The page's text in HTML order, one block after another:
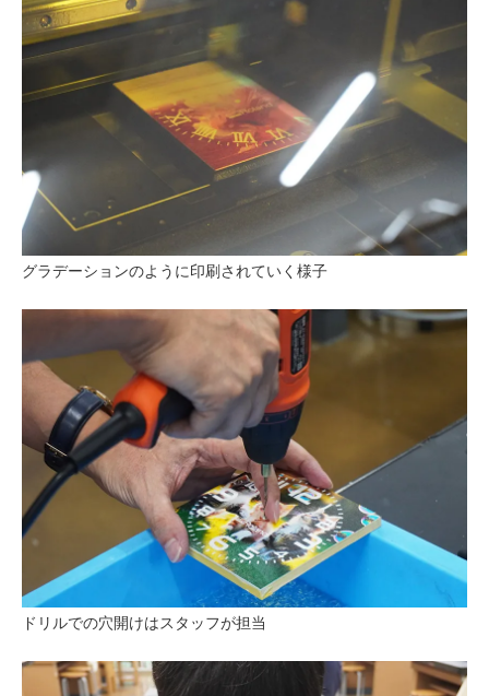
グラデーションのように印刷されていく様子
ドリルでの穴開けはスタッフが担当